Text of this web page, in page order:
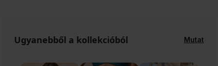
Ugyanebből a kollekcióból Mutat